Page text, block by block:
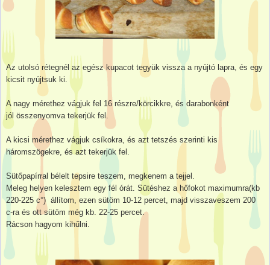
Az utolsó rétegnél az egész kupacot tegyük vissza a nyújtó lapra, és egy
kicsit nyújtsuk ki.
A nagy mérethez vágjuk fel 16 részre/körcikkre, és darabonként
jól összenyomva tekerjük fel.
A kicsi mérethez vágjuk csíkokra, és azt tetszés szerinti kis
háromszögekre, és azt tekerjük fel.
Sütőpapírral bélelt tepsire teszem, megkenem a tejjel.
Meleg helyen kelesztem egy fél órát. Sütéshez a hőfokot maximumra(kb
220-225 c°) állítom, ezen sütöm 10-12 percet, majd visszaveszem 200
c-ra és ott sütöm még kb. 22-25 percet.
Rácson hagyom kihűlni.